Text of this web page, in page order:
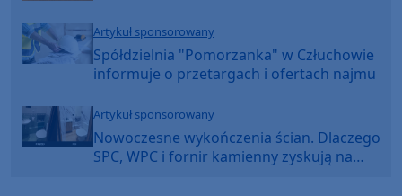
Artykuł sponsorowany
Spółdzielnia "Pomorzanka" w Człuchowie
informuje o przetargach i ofertach najmu
Artykuł sponsorowany
Nowoczesne wykończenia ścian. Dlaczego
SPC, WPC i fornir kamienny zyskują na